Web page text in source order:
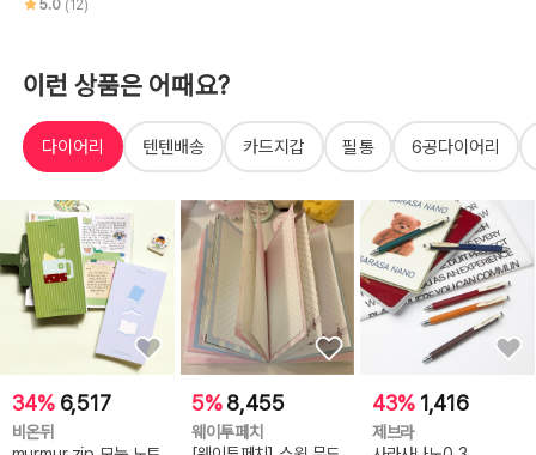
5.0 (12)
이런 상품은 어때요?
다이어리 텐텐배송 카드지갑 필통 6공다이어리
34% 6,517
비온뒤
5%8,455
웨이투페치
43% 1,416
제브라